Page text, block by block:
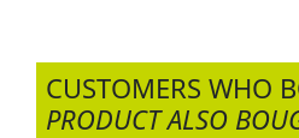
CUSTOMERS WHO
PRODUCT ALSO